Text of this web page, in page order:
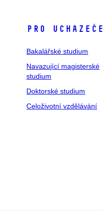
Pro uchazeče
Bakalářské studium
Navazující magisterské
studium
Doktorské studium
Celoživotní vzdělávání